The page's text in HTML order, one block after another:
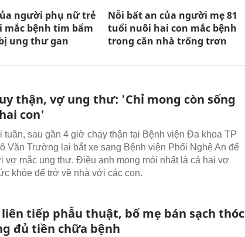
người phụ nữ trẻ
mắc bệnh tim bẩm
ung thư gan
Nỗi bất an của người mẹ 81
tuổi nuôi hai con mắc bệnh
trong căn nhà trống trơn
thận, vợ ung thư: 'Chỉ mong còn sống
con'
tuần, sau gần 4 giờ chạy thận tại Bệnh viện Đa khoa TP
Văn Trường lại bắt xe sang Bệnh viện Phổi Nghệ An để
vợ mắc ung thư. Điều anh mong mỏi nhất là cả hai vợ
khỏe để trở về nhà với các con.
tiếp phẫu thuật, bố mẹ bán sạch thóc
đủ tiền chữa bệnh